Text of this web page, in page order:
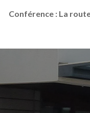
Conférence : La